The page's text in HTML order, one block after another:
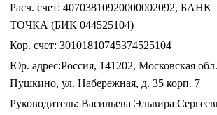
Расч. счет: 40703810920000002092, БАНК
ТОЧКА (БИК 044525104)
Кор. счет: 30101810745374525104
Юр. адрес:Россия, 141202, Московская
Пушкино, ул. Набережная, д. 35 корп. 7
Руководитель: Васильева Эльвира